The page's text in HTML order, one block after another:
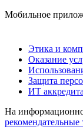
Мобильное
Этика и
Оказание
Защита
ИТ
На
рекомендательные